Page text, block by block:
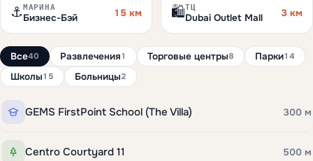
⚓ МАРИНА
Бизнес-Бэй 15 км 🛍️ТЦ
Dubai Outlet Mall 3 км
Все40 Развлечения1 Торговые центры8 Парки14
Школы15 Больницы2
GEMS FirstPoint School (The Villa) 300 м
Centro Courtyard 11 500 м